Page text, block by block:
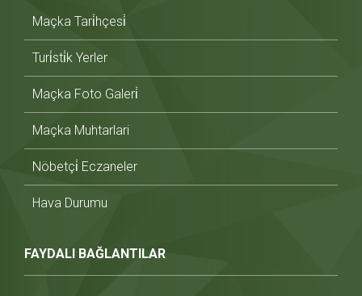
Maçka Tari̇hçesi̇
Turi̇sti̇k Yerler
Maçka Foto Galeri̇
Maçka Muhtarlari
Nöbetçi̇ Eczaneler
Hava Durumu
FAYDALI BAĞLANTILAR